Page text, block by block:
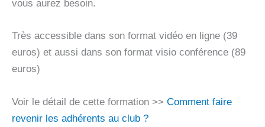
vous aurez besoin.
Très accessible dans son format vidéo en ligne (39
euros) et aussi dans son format visio conférence (89
euros)
Voir le détail de cette formation >> Comment faire
revenir les adhérents au club ?